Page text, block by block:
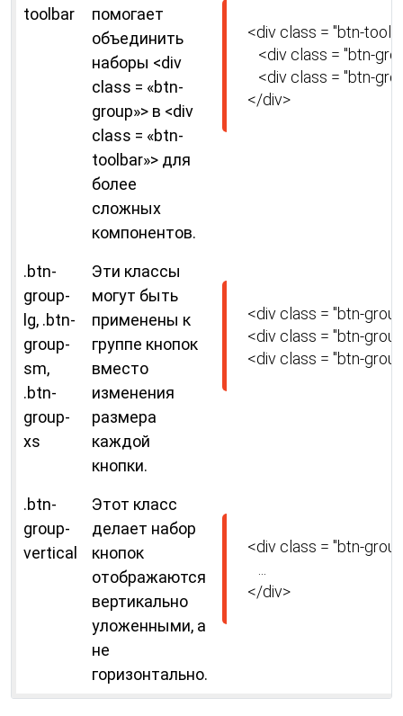
toolbar
помогает
объединить
наборы <div
class = «btn-
group»> в <div
class = «btn-
toolbar»> для
более
сложных
компонентов.
<div class = "btn-
</div>
.btn-
group-
lg, .btn-
group-
sm,
.btn-
group-
xs
Эти классы
могут быть
применены к
группе кнопок
вместо
изменения
размера
каждой
кнопки.
<div class = "btn-
<div class = "btn-
<div class = "btn-
.btn-
group-
vertical
Этот класс
делает набор
кнопок
отображаются
вертикально
уложенными, а
не
горизонтально.
<div class = "btn-
</div>